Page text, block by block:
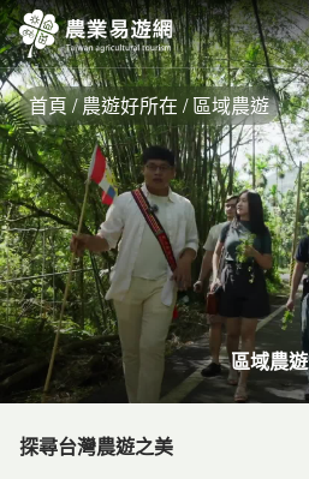
跳
到
主
要
內
容
區
塊
首頁 農遊好所在 區域農遊
區域農遊
探尋台灣農遊之美